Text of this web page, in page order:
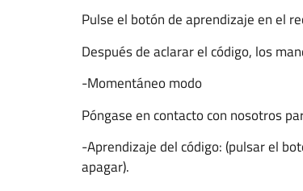
Pulse el botón de aprendizaje en el
Después de aclarar el código, los
-Momentáneo modo
Póngase en contacto con nosotros
-Aprendizaje del código: (pulsar el
apagar).